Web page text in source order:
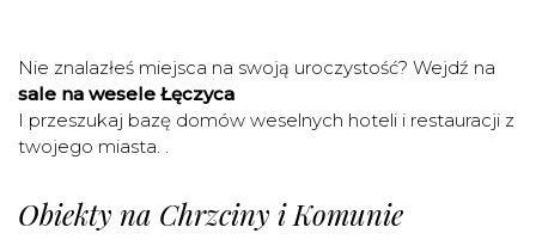
Nie znalazłeś miejsca na swoją uroczystość? Wejdź na
sale na wesele Łęczyca
I przeszukaj bazę domów weselnych hoteli i restauracji z
twojego miasta. .
Obiekty na Chrzciny i Komunie